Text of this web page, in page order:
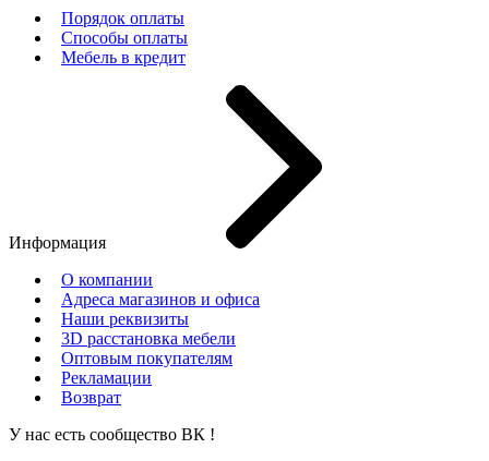
Порядок оплаты
Способы оплаты
Мебель в кредит
Информация
О компании
Адреса магазинов и офиса
Наши реквизиты
3D расстановка мебели
Оптовым покупателям
Рекламации
Возврат
У нас есть сообщество ВК !